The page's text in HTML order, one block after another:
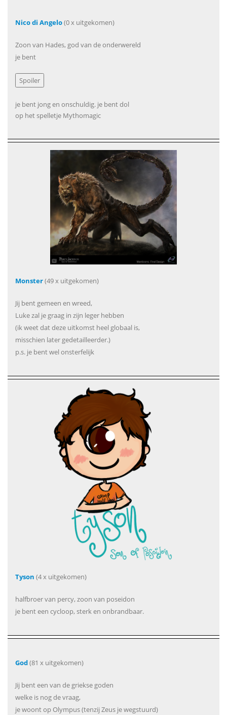
Nico di Angelo(0 x uitgekomen)
Zoon van Hades, god van de onderwereld
je bent
je bent jong en onschuldig. je bent dol
op het spelletje Mythomagic
Monster(49 x uitgekomen)
Jij bent gemeen en wreed,
Luke zal je graag in zijn leger hebben
(ik weet dat deze uitkomst heel globaal is,
misschien later gedetailleerder.)
p.s. je bent wel onsterfelijk
Tyson (4 x uitgekomen)
halfbroer van percy, zoon van poseidon
je bent een cycloop, sterk en onbrandbaar.
God(81 x uitgekomen)
Jij bent een van de griekse goden
welke is nog de vraag,
je woont op Olympus (tenzij Zeus je wegstuurd)